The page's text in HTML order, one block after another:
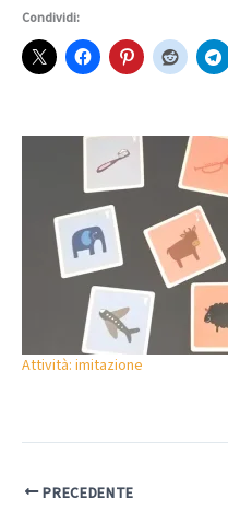
Condividi:
Attività: imitazione
PRECEDENTE